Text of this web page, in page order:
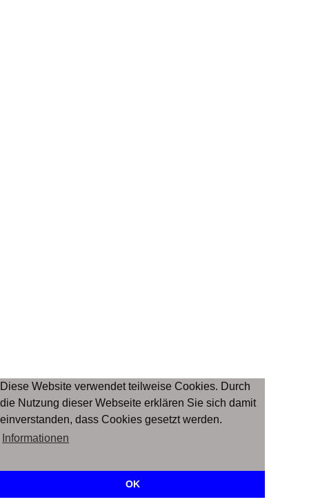
Diese Website verwendet teilweise Cookies. Durch
die Nutzung dieser Webseite erklären Sie sich damit
einverstanden, dass Cookies gesetzt werden.
Informationen
OK